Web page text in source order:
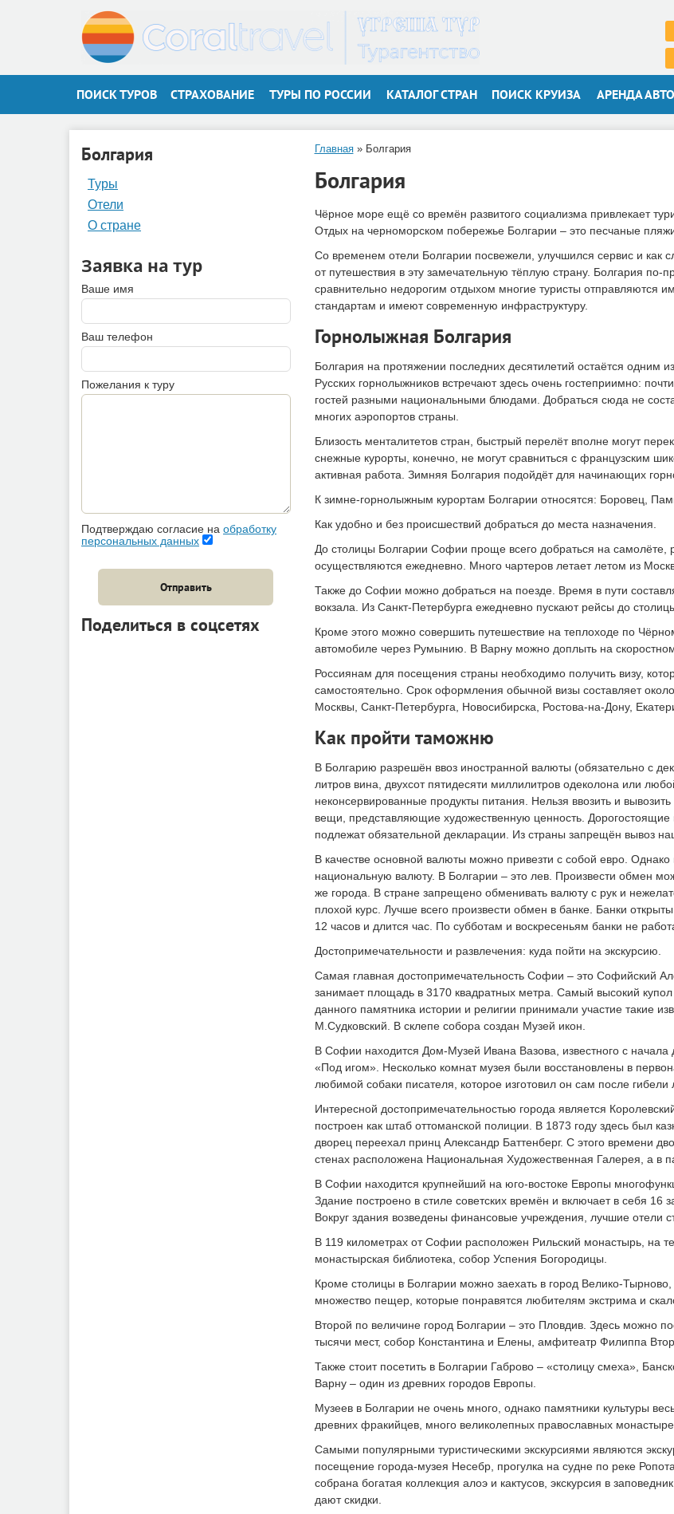
ПОИСК ТУРОВ СТРАХОВАНИЕ ТУРЫ ПО РОССИИ КАТАЛОГ СТРАН ПОИСК КРУИЗА АРЕНДА
Болгария
Туры
Отели
О стране
Заявка на тур
Ваше имя
Ваш телефон
Пожелания к туру
Подтверждаю согласие на обработку
персональных данных
Отправить
Поделиться в соцсетях
Главная» Болгария
Болгария
Чёрное море ещё со времён развитого социализма привлекает
Отдых на черноморском побережье Болгарии – это песчаные
Со временем отели Болгарии посвежели, улучшился сервис и как
от путешествия в эту замечательную тёплую страну. Болгария по-
сравнительно недорогим отдыхом многие туристы отправляются
стандартам и имеют современную инфраструктуру.
Горнолыжная Болгария
Болгария на протяжении последних десятилетий остаётся одним
Русских горнолыжников встречают здесь очень гостеприимно:
гостей разными национальными блюдами. Добраться сюда не
многих аэропортов страны.
Близость менталитетов стран, быстрый перелёт вполне могут
снежные курорты, конечно, не могут сравниться с французским
активная работа. Зимняя Болгария подойдёт для начинающих
К зимне-горнолыжным курортам Болгарии относятся: Боровец,
Как удобно и без происшествий добраться до места назначения.
До столицы Болгарии Софии проще всего добраться на
осуществляются ежедневно. Много чартеров летает летом из
Также до Софии можно добраться на поезде. Время в пути
вокзала. Из Санкт-Петербурга ежедневно пускают рейсы до
Кроме этого можно совершить путешествие на теплоходе по
автомобиле через Румынию. В Варну можно доплыть на
Россиянам для посещения страны необходимо получить визу,
самостоятельно. Срок оформления обычной визы составляет
Москвы, Санкт-Петербурга, Новосибирска, Ростова-на-Дону,
Как пройти таможню
В Болгарию разрешён ввоз иностранной валюты (обязательно с
литров вина, двухсот пятидесяти миллилитров одеколона или
неконсервированные продукты питания. Нельзя ввозить и
вещи, представляющие художественную ценность.
подлежат обязательной декларации. Из страны запрещён вывоз
В качестве основной валюты можно привезти с собой евро.
национальную валюту. В Болгарии – это лев. Произвести обмен
же города. В стране запрещено обменивать валюту с рук и
плохой курс. Лучше всего произвести обмен в банке. Банки
12 часов и длится час. По субботам и воскресеньям банки не
Достопримечательности и развлечения: куда пойти на экскурсию.
Самая главная достопримечательность Софии – это Софийский
занимает площадь в 3170 квадратных метра. Самый высокий
данного памятника истории и религии принимали участие такие
М.Судковский. В склепе собора создан Музей икон.
В Софии находится Дом-Музей Ивана Вазова, известного с начала
«Под игом». Несколько комнат музея были восстановлены в
любимой собаки писателя, которое изготовил он сам после
Интересной достопримечательностью города является
построен как штаб оттоманской полиции. В 1873 году здесь был
дворец переехал принц Александр Баттенберг. С этого времени
стенах расположена Национальная Художественная Галерея, а в
В Софии находится крупнейший на юго-востоке Европы
Здание построено в стиле советских времён и включает в себя 16
Вокруг здания возведены финансовые учреждения, лучшие отели
В 119 километрах от Софии расположен Рильский монастырь, на
монастырская библиотека, собор Успения Богородицы.
Кроме столицы в Болгарии можно заехать в город Велико-
множество пещер, которые понравятся любителям экстрима и
Второй по величине город Болгарии – это Пловдив. Здесь можно
тысячи мест, собор Константина и Елены, амфитеатр Филиппа
Также стоит посетить в Болгарии Габрово – «столицу смеха»,
Варну – один из древних городов Европы.
Музеев в Болгарии не очень много, однако памятники культуры
древних фракийцев, много великолепных православных
Самыми популярными туристическими экскурсиями являются
посещение города-музея Несебр, прогулка на судне по реке
собрана богатая коллекция алоэ и кактусов, экскурсия в
дают скидки.